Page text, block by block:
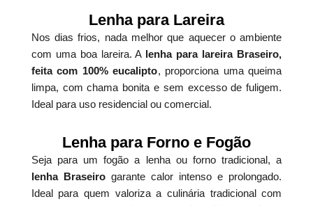
Lenha para Lareira
Nos dias frios, nada melhor que aquecer o ambiente
com uma boa lareira. A lenha para lareira Braseiro,
feita com 100% eucalipto, proporciona uma queima
limpa, com chama bonita e sem excesso de fuligem.
Ideal para uso residencial ou comercial.
Lenha para Forno e Fogão
Seja para um fogão a lenha ou forno tradicional, a
lenha Braseirogarante calor intenso e prolongado.
Ideal para quem valoriza a culinária tradicional com